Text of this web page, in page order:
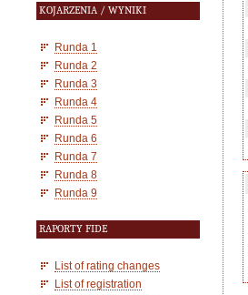
KOJARZENIA / WYNIKI
Runda 1
Runda 2
Runda 3
Runda 4
Runda 5
Runda 6
Runda 7
Runda 8
Runda 9
RAPORTY FIDE
List of rating changes
List of registration